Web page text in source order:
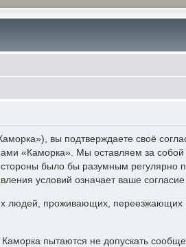
вы подтверждаете своё
«Каморка». Мы оставляем за
было бы разумным регулярно
условий означает ваше согласие
людей, проживающих,
пытаются не допускать